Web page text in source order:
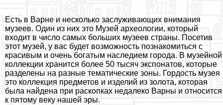
Есть в Варне и несколько заслуживающих внимания
музеев. Один из них это Музей археологии, который
входит в число самых больших музеев страны. Посетив
этот музей, у вас будет возможность познакомиться с
красивым и очень богатым наследием города. В музейной
коллекции хранится более 50 тысяч экспонатов, которые
разделены на разные тематические зоны. Гордость музея
это коллекция предметов и изделий из золота, которая
была найдена при раскопках недалеко Варны и относится
к пятому веку нашей эры.